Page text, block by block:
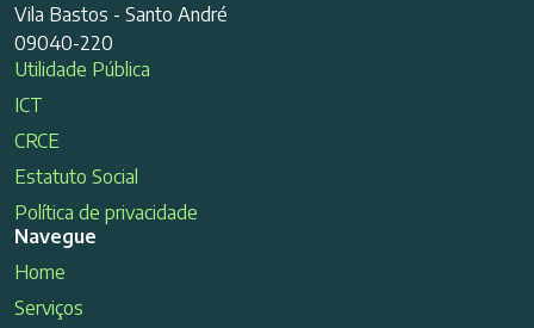
Vila Bastos - Santo André
09040-220
Utilidade Pública
ICT
CRCE
Estatuto Social
Política de privacidade
Navegue
Home
Serviços